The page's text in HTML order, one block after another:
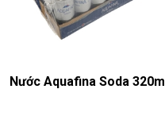
Nước Aquafina Soda 320ml